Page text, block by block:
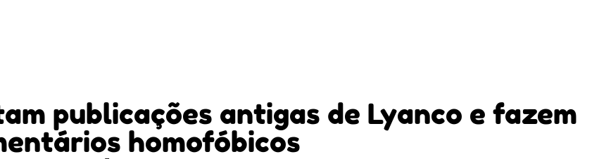
publicações antigas de Lyanco e fazem
homofóbicos